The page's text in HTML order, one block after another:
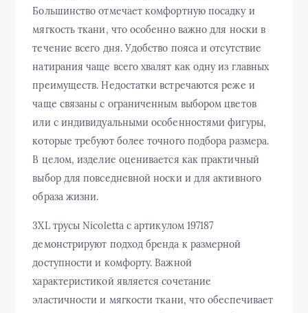
Большинство отмечает комфортную посадку и
мягкость ткани, что особенно важно для носки в
течение всего дня. Удобство пояса и отсутствие
натирания чаще всего хвалят как одну из главных
преимуществ. Недостатки встречаются реже и
чаще связаны с ограниченным выбором цветов
или с индивидуальными особенностями фигуры,
которые требуют более точного подбора размера.
В целом, изделие оценивается как практичный
выбор для повседневной носки и для активного
образа жизни.
3XL трусы Nicoletta с артикулом 197187
демонстрируют подход бренда к размерной
доступности и комфорту. Важной
характеристикой является сочетание
эластичности и мягкости ткани, что обеспечивает